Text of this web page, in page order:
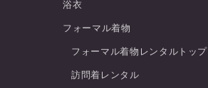
浴衣
フォーマル着物
フォーマル着物レンタルトップ
訪問着レンタル